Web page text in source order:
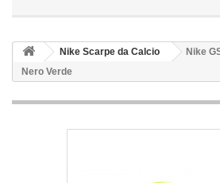
Nike Scarpe da Calcio
Nike
Nero Verde